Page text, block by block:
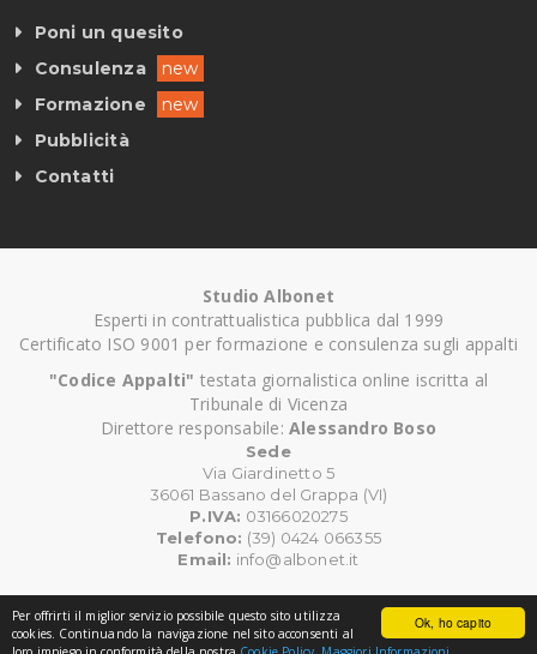
Ok, ho capito
Per offrirti il miglior servizio possibile questo sito utilizza
cookies. Continuando la navigazione nel sito acconsenti al
Poni un quesito
Consulenza
new
Formazione
new
Pubblicità
Contatti
Studio Albonet
Esperti in contrattualistica pubblica dal 1999
Certificato ISO 9001 per formazione e consulenza sugli appalti
"Codice Appalti" testata giornalistica online iscritta al
Tribunale di Vicenza
Direttore responsabile: Alessandro Boso
Sede
Via Giardinetto 5
36061 Bassano del Grappa (VI)
P.IVA: 03166020275
Telefono: (39) 0424 066355
Email: info@albonet.it
©Copyright CodiceAppalti.it. Tutti i diritti riservati.